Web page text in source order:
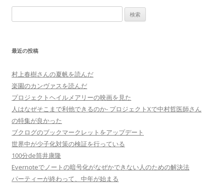
索:
最近の投稿
村上春樹さんの夏帆を読んだ
楽園のカンヴァスを読んだ
プロジェクトヘイルメアリーの映画を見た
人はなぜそこまで利他できるのか- プロジェクトXで中村哲医師さん
の特集が良かった
ブクログのブックマークレットをアップデート
世界中が少子化対策の検証を行っている
100分de筒井康隆
Evernoteでノートの暗号化がなぜかできない人のための解決法
パーティーが終わって、中年が始まる